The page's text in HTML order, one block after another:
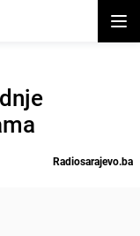
Radiosarajevo.ba